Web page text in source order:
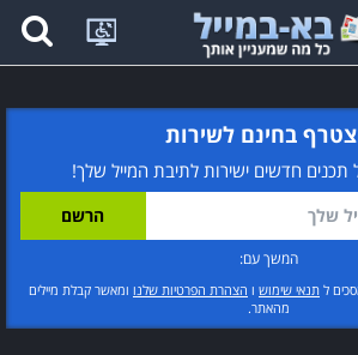
בחינם לשירות
תכנים חדשים ישירות לתיבת המייל שלך!
המשך עם:
ל תנאי שימוש ו הצהרת הפרטיות שלנו ומאשר קבלת מיילים
מהאתר.